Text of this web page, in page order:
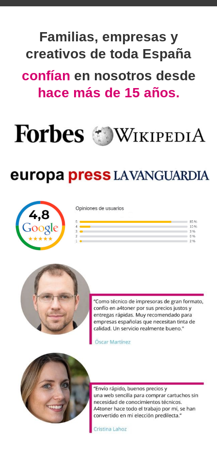
Familias, empresas y
creativos de toda España
confían en nosotros desde
hace más de 15 años.